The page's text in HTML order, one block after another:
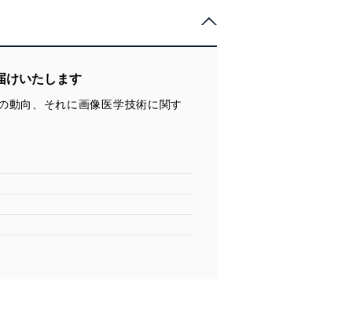
けいたします
動向、それに画像医学技術に関す